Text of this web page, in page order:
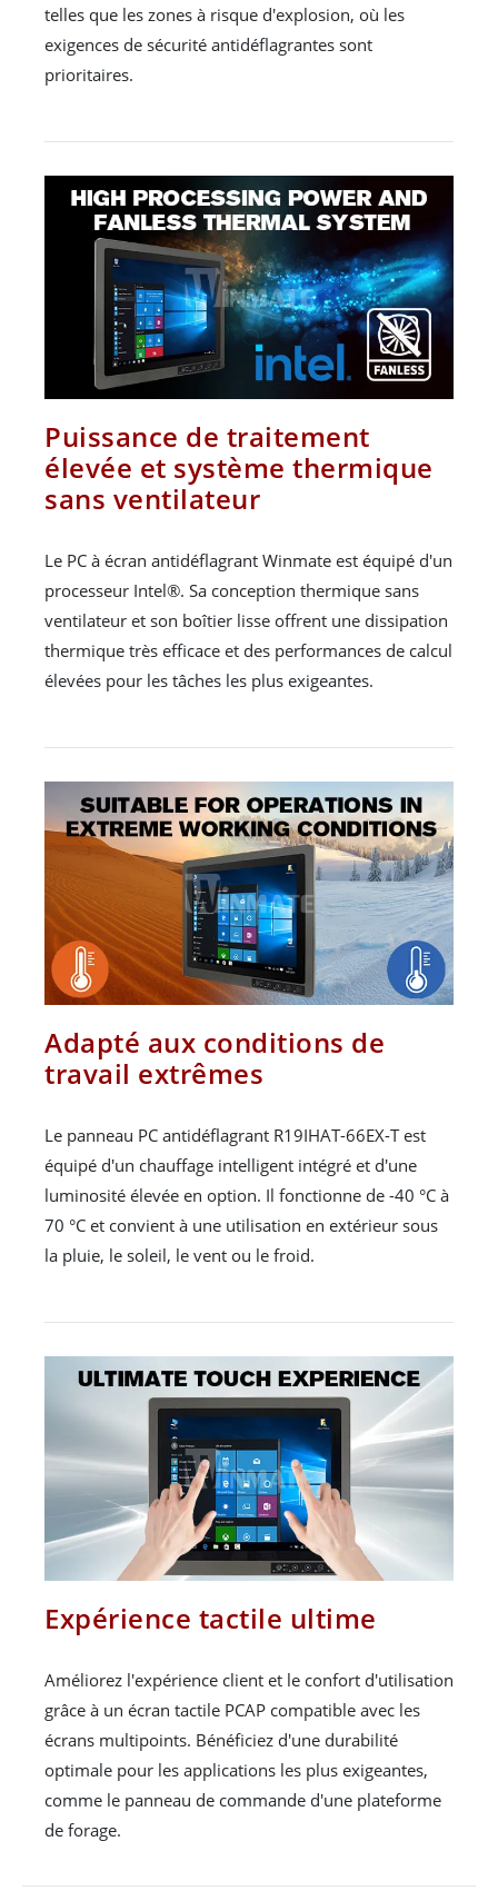
telles que les zones à risque d'explosion, où les
exigences de sécurité antidéflagrantes sont
prioritaires.
Puissance de traitement
élevée et système thermique
sans ventilateur
Le PC à écran antidéflagrant Winmate est équipé d'un
processeur Intel®. Sa conception thermique sans
ventilateur et son boîtier lisse offrent une dissipation
thermique très efficace et des performances de calcul
élevées pour les tâches les plus exigeantes.
Adapté aux conditions de
travail extrêmes
Le panneau PC antidéflagrant R19IHAT-66EX-T est
équipé d'un chauffage intelligent intégré et d'une
luminosité élevée en option. Il fonctionne de -40 °C à
70 °C et convient à une utilisation en extérieur sous
la pluie, le soleil, le vent ou le froid.
Expérience tactile ultime
Améliorez l'expérience client et le confort d'utilisation
grâce à un écran tactile PCAP compatible avec les
écrans multipoints. Bénéficiez d'une durabilité
optimale pour les applications les plus exigeantes,
comme le panneau de commande d'une plateforme
de forage.